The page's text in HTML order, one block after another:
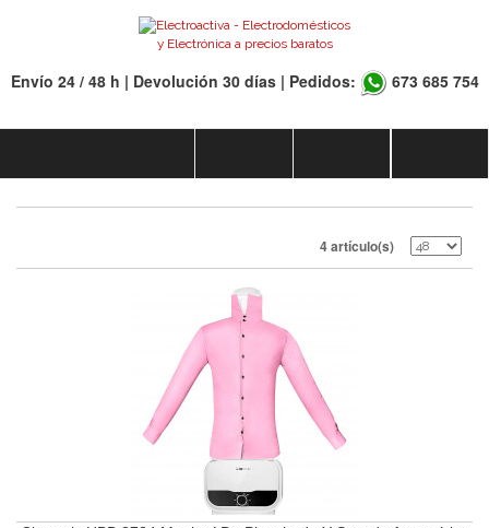
Envío 24 / 48 h | Devolución 30 días | Pedidos: 673 685 754
4 artículo(s)